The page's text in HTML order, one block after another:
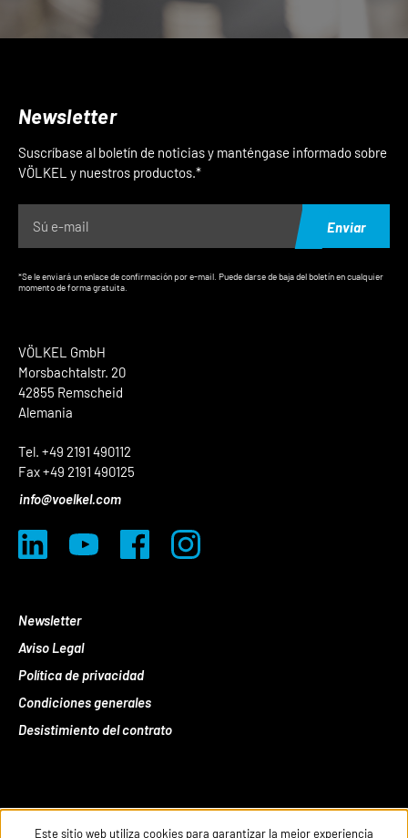
VÖLKEL GmbH
Morsbachtalstr. 20
42855 Remscheid
Alemania
Tel. +49 2191 490112
Fax +49 2191 490125
info@voelkel.com
Newsletter
Aviso Legal
Política de privacidad
Condiciones generales
Desistimiento del contrato
Newsletter
Suscríbase al boletín de noticias y manténgase informado sobre
VÖLKEL y nuestros productos.*
Enviar
*Se le enviará un enlace de confirmación por e-mail. Puede darse de baja del boletín en cualquier
momento de forma gratuita.
Este sitio web utiliza cookies para garantizar la mejor experiencia